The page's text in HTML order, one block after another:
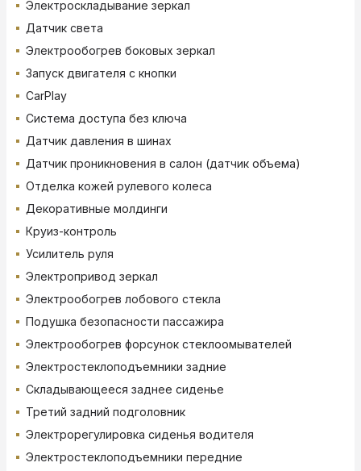
Электроскладывание зеркал
Датчик света
Электрообогрев боковых зеркал
Запуск двигателя с кнопки
CarPlay
Система доступа без ключа
Датчик давления в шинах
Датчик проникновения в салон (датчик объема)
Отделка кожей рулевого колеса
Декоративные молдинги
Круиз-контроль
Усилитель руля
Электропривод зеркал
Электрообогрев лобового стекла
Подушка безопасности пассажира
Электрообогрев форсунок стеклоомывателей
Электростеклоподъемники задние
Складывающееся заднее сиденье
Третий задний подголовник
Электрорегулировка сиденья водителя
Электростеклоподъемники передние